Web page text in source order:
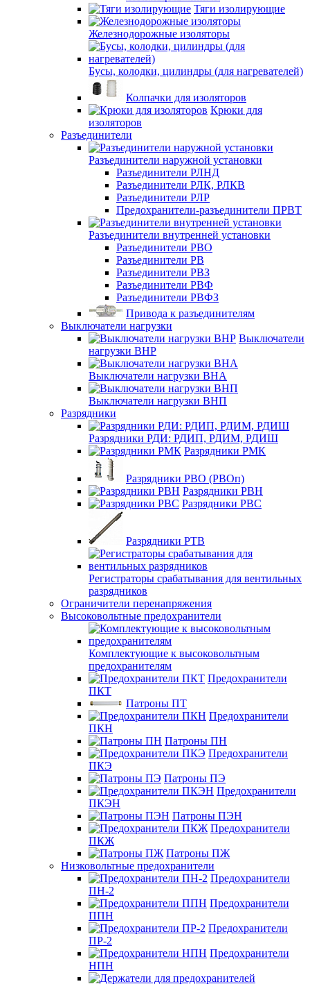
Тяги изолирующие
Железнодорожные изоляторы
Бусы, колодки, цилиндры (для нагревателей)
Колпачки для изоляторов
Крюки для
изоляторов
Разъединители
Разъединители наружной установки
Разъединители РЛНД
Разъединители РЛК, РЛКВ
Разъединители РЛР
Предохранители-разъединители ПРВТ
Разъединители внутренней установки
Разъединители РВО
Разъединители РВ
Разъединители РВЗ
Разъединители РВФ
Разъединители РВФЗ
Привода к разъединителям
Выключатели нагрузки
Выключатели
нагрузки ВНР
Выключатели нагрузки ВНА
Выключатели нагрузки ВНП
Разрядники
Разрядники РДИ: РДИП, РДИМ, РДИШ
Разрядники РМК
Разрядники РВО (РВОп)
Разрядники РВН
Разрядники РВС
Разрядники РТВ
Регистраторы срабатывания для вентильных
разрядников
Ограничители перенапряжения
Высоковольтные предохранители
Комплектующие к высоковольтным
предохранителям
Предохранители
ПКТ
Патроны ПТ
Предохранители
ПКН
Патроны ПН
Предохранители
ПКЭ
Патроны ПЭ
Предохранители
ПКЭН
Патроны ПЭН
Предохранители
ПКЖ
Патроны ПЖ
Низковольтные предохранители
Предохранители
ПН-2
Предохранители
ППН
Предохранители
ПР-2
Предохранители
НПН